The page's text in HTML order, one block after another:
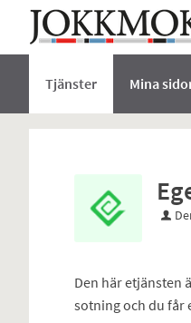
Välkommen
e-
tjänster
-
Tjänster Mina
Den här etjänsten
sotning och du får